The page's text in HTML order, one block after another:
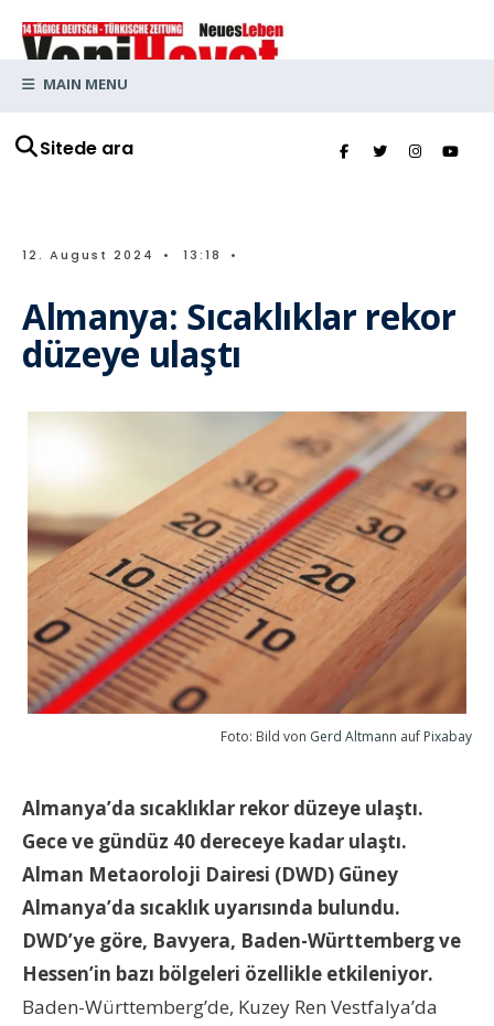
Sitede ara
MAIN MENU
12. August 2024 • 13:18 •
Almanya: Sıcaklıklar rekor
düzeye ulaştı
Foto: Bild von Gerd Altmann auf Pixabay
Almanya’da sıcaklıklar rekor düzeye ulaştı.
Gece ve gündüz 40 dereceye kadar ulaştı.
Alman Metaoroloji Dairesi (DWD) Güney
Almanya’da sıcaklık uyarısında bulundu.
DWD’ye göre, Bavyera, Baden-Württemberg ve
Hessen’in bazı bölgeleri özellikle etkileniyor.
Baden-Württemberg’de, Kuzey Ren Vestfalya’da